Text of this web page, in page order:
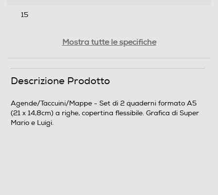
15
Informazioni sulla sicurezza del prodotto
Clicca qui
Mostra tutte le specifiche
Descrizione Prodotto
Agende/Taccuini/Mappe - Set di 2 quaderni formato A5
(21 x 14,8cm) a righe, copertina flessibile. Grafica di Super
Mario e Luigi.